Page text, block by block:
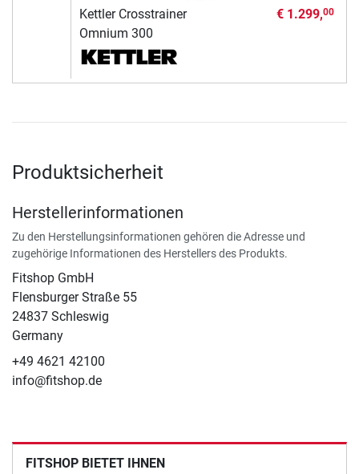
Kettler Crosstrainer
Omnium 300
€ 1.299,00
Produktsicherheit
Herstellerinformationen
Zu den Herstellungsinformationen gehören die Adresse und
zugehörige Informationen des Herstellers des Produkts.
Fitshop GmbH
Flensburger Straße 55
24837 Schleswig
Germany
+49 4621 42100
info@fitshop.de
FITSHOP BIETET IHNEN